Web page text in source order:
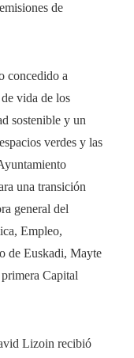
de
concedido a
vida de los
sostenible y un
verdes y las
una transición
general del
Empleo,
de Euskadi, Mayte
Capital
Lizoin recibió